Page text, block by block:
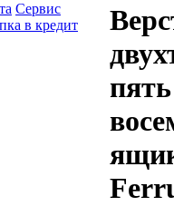
Сервис
в кредит